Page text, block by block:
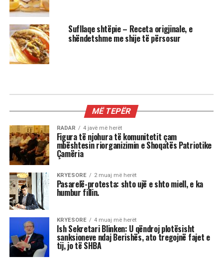
Sufllaqe shtëpie – Receta origjinale, e
shëndetshme me shije të përsosur
How to Make Croissants / Receta
më e thjeshtë
How to Make Croissants